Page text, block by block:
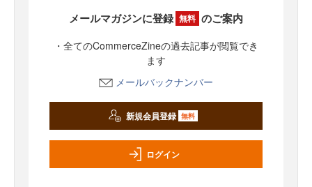
メールマガジンに登録 無料 のご案内
・全てのCommerceZineの過去記事が閲覧でき
ます
メールバックナンバー
新規会員登録 無料
ログイン